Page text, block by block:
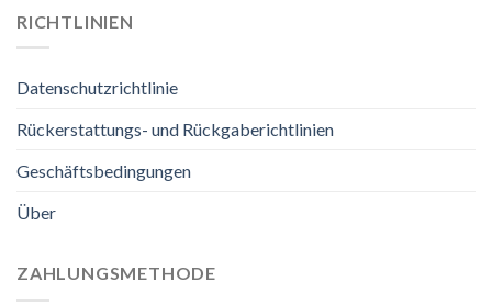
RICHTLINIEN
Datenschutzrichtlinie
Rückerstattungs- und Rückgaberichtlinien
Geschäftsbedingungen
Über
ZAHLUNGSMETHODE